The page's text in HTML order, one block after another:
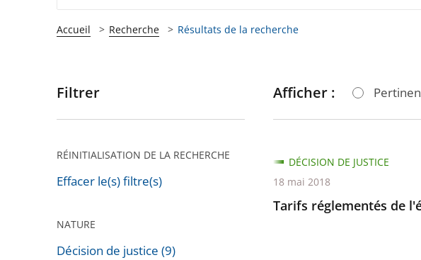
Accueil Recherche Résultats de la recherche
Passer
pour
après
Filtrer
RÉINITIALISATION DE LA RECHERCHE
Effacer le(s) filtre(s)
NATURE
Décision de justice (9)
Afficher :
Tarifs réglementés de
DÉCISION DE JUSTICE
18 mai 2018